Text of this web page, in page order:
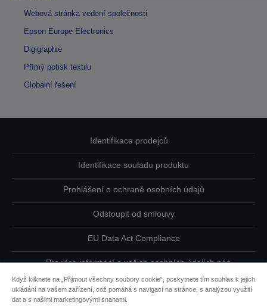
Webová stránka vedení společnosti
Epson Europe Electronics
Digigraphie
Přímý potisk textilu
Globální řešení
Identifikace prodejců
Identifikace souladu produktu
Prohlášení o ochraně osobních údajů
Odstoupit od smlouvy
EU Data Act Compliance
Pro více informací o vašich osobních údajích nás
Informace o souborech cookie
Když kliknete na „Přijmout všechny soubory cookie“, poskytnete tím souhlas k jejich
ukládání na vašem zařízení, což pomáhá s navigací na stránce, s analýzou využití
dat a s našimi marketingovými snahami.